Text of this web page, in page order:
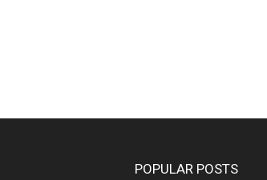
POPULAR POSTS